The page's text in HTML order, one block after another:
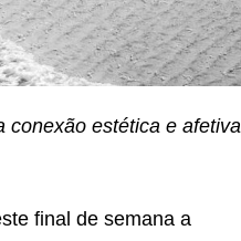
conexão estética e afetiva
final de semana a